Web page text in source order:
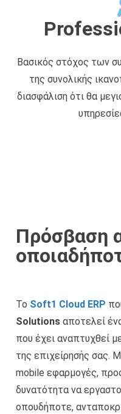
Βασικός στόχος των
της συνολικής
διασφάλιση ότι θα
Πρόσβαση
Το Soft1 Cloud ERP
Solutions αποτελεί
που έχει αναπτυχθεί
της επιχείρησής σας.
mobile εφαρμογές,
δυνατότητα να
οπουδήποτε,